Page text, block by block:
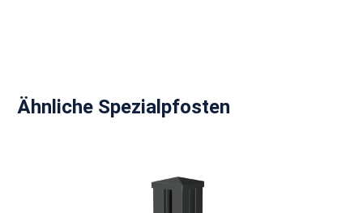
Produktgalerie überspringen
Ähnliche Spezialpfosten